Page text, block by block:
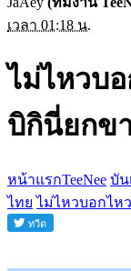
เวลา 01:18 น.
ไม่ไหวบ
บิกินี่ยกข
หน้าแรกTeeNee บัน
ไทย ไม่ไหวบอกไห